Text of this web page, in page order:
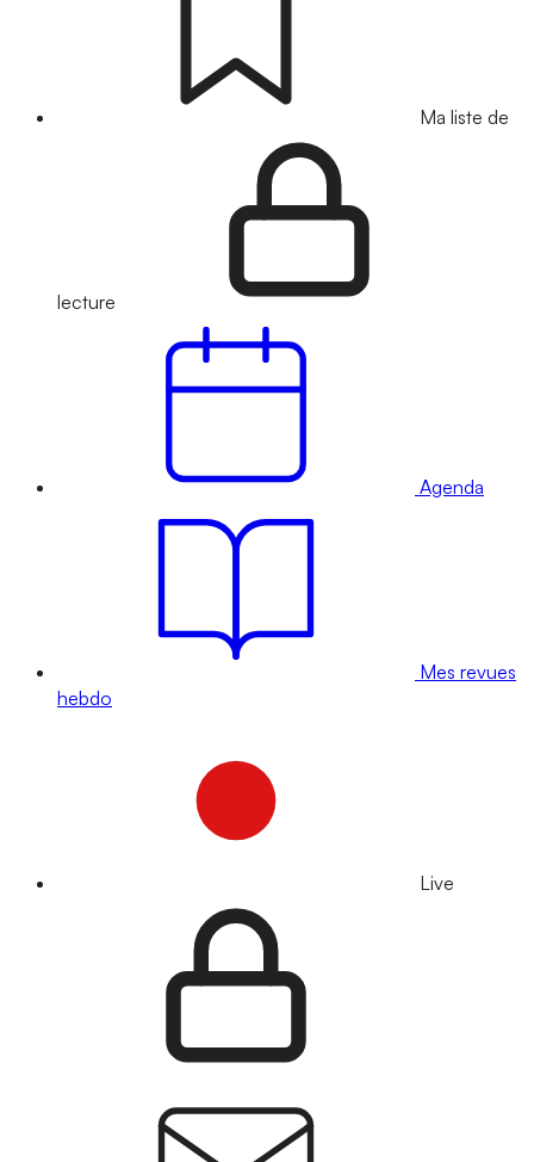
Ma liste de
lecture
Agenda
Mes revues
hebdo
Live